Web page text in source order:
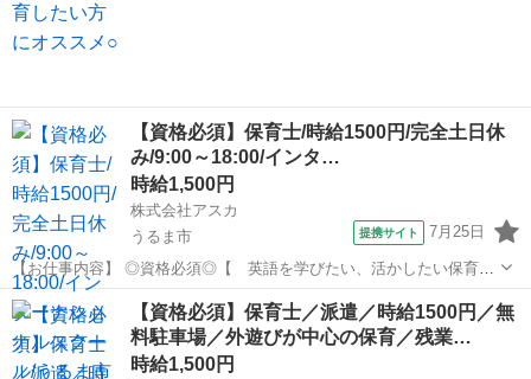
【資格必須】保育士/時給1500円/完全土日休
み/9:00～18:00/インタ…
時給1,500円
株式会社アスカ
うるま市
提携サイト 7月25日
【お仕事内容】 ◎資格必須◎【 英語を学びたい、活かしたい保育士
さん◎ 】 沖縄県うるま市にあるインターナショナルスクールで 保育
士として勤務をしてみませんか♪ ：＊：＊：＊：＊：：＊：＊：＊：
＊：＊： 【 勤務条件...
沖縄 うるま市 保育士
【資格必須】保育士／派遣／時給1500円／無
料駐車場／外遊びが中心の保育／残業…
時給1,500円